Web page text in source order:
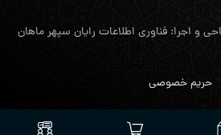
و اجرا: فناوری اطلاعات رایان سپهر ماهان
حریم خصوصی